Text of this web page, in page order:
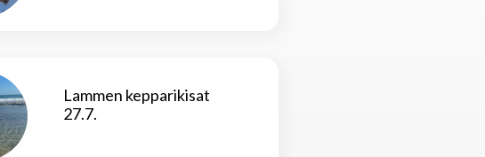
Lammen kepparikisat
27.7.